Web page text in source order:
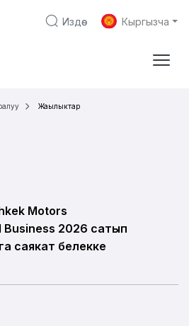
Издөө Кыргызча
Жаңылыктар
Motors
Business 2026 сатып
саякат белекке